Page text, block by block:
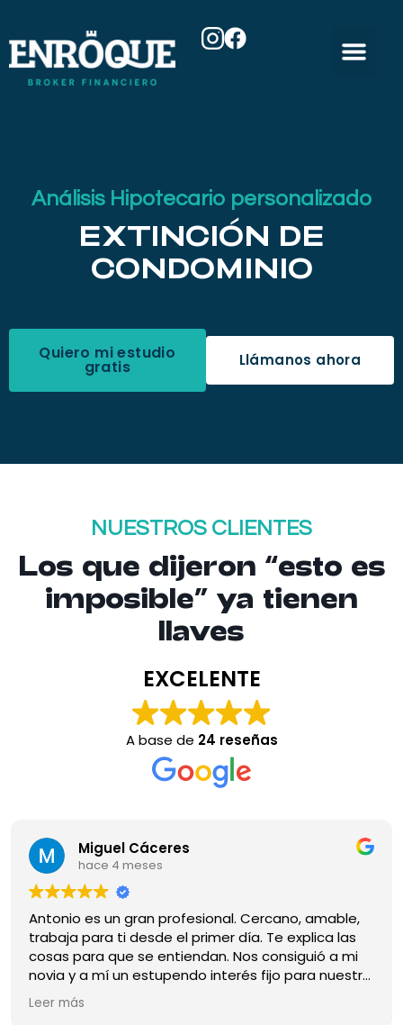
Análisis Hipotecario personalizado
EXTINCIÓN DE
CONDOMINIO
Quiero mi estudio
gratis Llámanos ahora
NUESTROS CLIENTES
Los que dijeron “esto es
imposible” ya tienen
llaves
EXCELENTE
A base de 24 reseñas
Miguel Cáceres
hace 4 meses
Antonio es un gran profesional. Cercano, amable,
trabaja para ti desde el primer día. Te explica las
cosas para que se entiendan. Nos consiguió a mi
novia y a mí un estupendo interés fijo para nuestra
hipoteca. Sin él, hubiéramos estado muy perdidos
en toda la gestión de la hipoteca para la compra
Leer más